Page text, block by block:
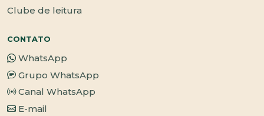
Clube de leitura
CONTATO
WhatsApp
Grupo WhatsApp
Canal WhatsApp
E-mail